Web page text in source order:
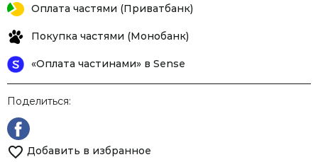
Оплата частями (Приватбанк)
Покупка частями (Монобанк)
«Оплата частинами» в Sense
Поделиться:
Добавить в избранное